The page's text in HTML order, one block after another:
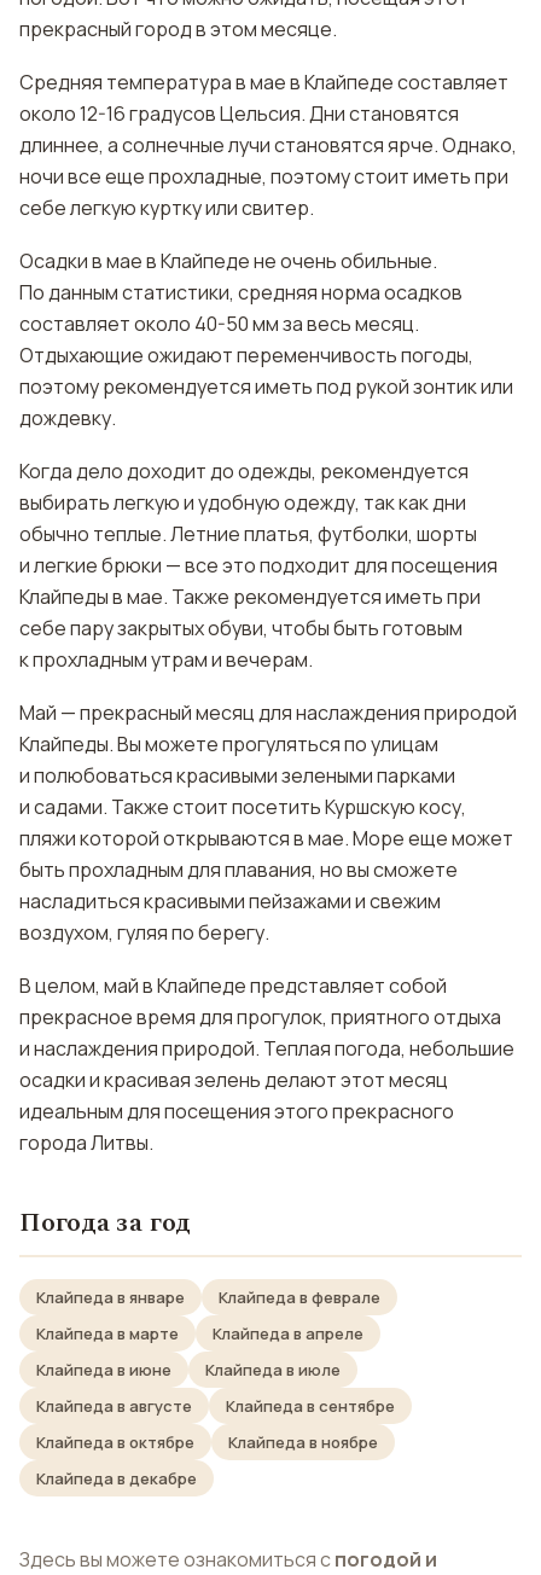
прекрасный город в этом месяце.
Средняя температура в мае в Клайпеде составляет
около 12-16 градусов Цельсия. Дни становятся
длиннее, а солнечные лучи становятся ярче. Однако,
ночи все еще прохладные, поэтому стоит иметь при
себе легкую куртку или свитер.
Осадки в мае в Клайпеде не очень обильные.
По данным статистики, средняя норма осадков
составляет около 40-50 мм за весь месяц.
Отдыхающие ожидают переменчивость погоды,
поэтому рекомендуется иметь под рукой зонтик или
дождевку.
Когда дело доходит до одежды, рекомендуется
выбирать легкую и удобную одежду, так как дни
обычно теплые. Летние платья, футболки, шорты
и легкие брюки — все это подходит для посещения
Клайпеды в мае. Также рекомендуется иметь при
себе пару закрытых обуви, чтобы быть готовым
к прохладным утрам и вечерам.
Май — прекрасный месяц для наслаждения природой
Клайпеды. Вы можете прогуляться по улицам
и полюбоваться красивыми зелеными парками
и садами. Также стоит посетить Куршскую косу,
пляжи которой открываются в мае. Море еще может
быть прохладным для плавания, но вы сможете
насладиться красивыми пейзажами и свежим
воздухом, гуляя по берегу.
В целом, май в Клайпеде представляет собой
прекрасное время для прогулок, приятного отдыха
и наслаждения природой. Теплая погода, небольшие
осадки и красивая зелень делают этот месяц
идеальным для посещения этого прекрасного
города Литвы.
Погода за год
Клайпеда в январе
Клайпеда в феврале
Клайпеда в марте
Клайпеда в апреле
Клайпеда в июне
Клайпеда в июле
Клайпеда в августе
Клайпеда в сентябре
Клайпеда в октябре
Клайпеда в ноябре
Клайпеда в декабре
Здесь вы можете ознакомиться спогодой и